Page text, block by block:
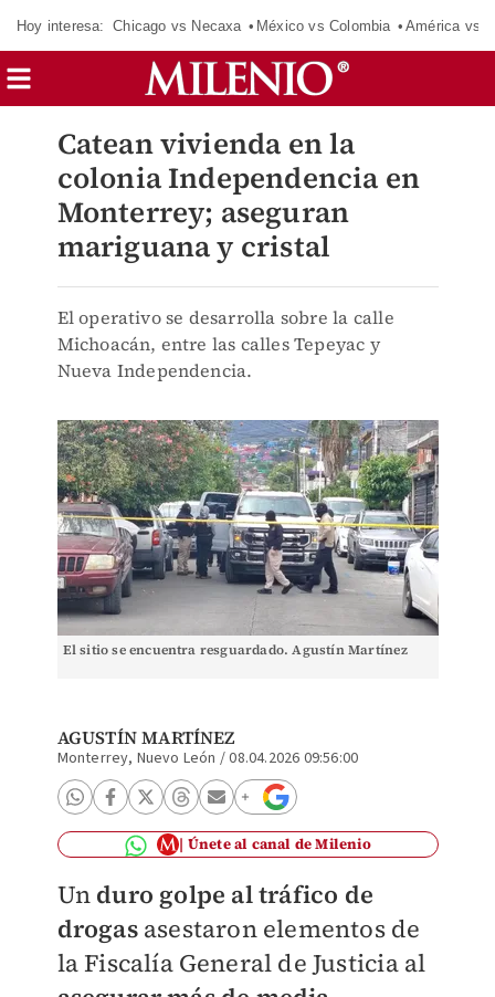
Hoy interesa: Chicago vs Necaxa México vs Colombia América vs
Catean vivienda en la
colonia Independencia en
Monterrey; aseguran
mariguana y cristal
El operativo se desarrolla sobre la calle
Michoacán, entre las calles Tepeyac y
Nueva Independencia.
El sitio se encuentra resguardado. Agustín Martínez
AGUSTÍN MARTÍNEZ
Monterrey, Nuevo León /08.04.2026 09:56:00
Únete al canal de Milenio
Un duro golpe al tráfico de
drogas asestaron elementos de
la Fiscalía General de Justicia al